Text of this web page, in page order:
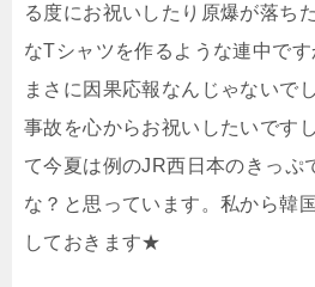
る度にお祝いしたり原爆が落ち
なTシャツを作るような連中で
まさに因果応報なんじゃないで
事故を心からお祝いしたいです
て今夏は例のJR西日本のきっぷ
な？と思っています。私から韓
しておきます★